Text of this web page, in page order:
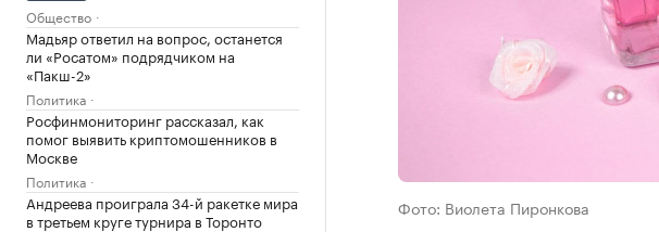
Общество
Мадьяр ответил на вопрос, останется
ли «Росатом» подрядчиком на
«Пакш-2»
Политика
Росфинмониторинг рассказал, как
помог выявить криптомошенников в
Москве
Политика
Андреева проиграла 34-й ракетке мира
в третьем круге турнира в Торонто
Фото: Виолета Пиронкова